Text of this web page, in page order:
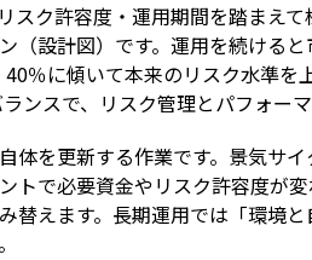
スク許容度・運用期間を踏まえ
（設計図）です。運用を続ける
％に傾いて本来のリスク水準を
ンスで、リスク管理とパフォー
体を更新する作業です。景気サ
トで必要資金やリスク許容度が
替えます。長期運用では「環境